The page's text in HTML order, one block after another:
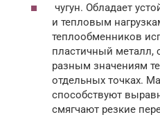
чугун. Обладает
и тепловым
теплообменников
пластичный металл,
разным значениям
отдельных точках.
способствуют
смягчают резкие